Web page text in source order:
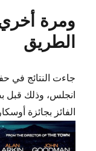
ومرة
الطريق
جاءت النتائج في
انجلس، وذلك قبل
الفائز بجائزة